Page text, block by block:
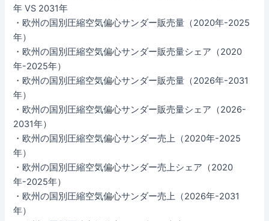
年 VS 2031年
・欧州の国別圧縮空気偏心サンダー販売量（2020年-2025
年）
・欧州の国別圧縮空気偏心サンダー販売量シェア（2020
年-2025年）
・欧州の国別圧縮空気偏心サンダー販売量（2026年-2031
年）
・欧州の国別圧縮空気偏心サンダー販売量シェア（2026-
2031年）
・欧州の国別圧縮空気偏心サンダー売上（2020年-2025
年）
・欧州の国別圧縮空気偏心サンダー売上シェア（2020
年-2025年）
・欧州の国別圧縮空気偏心サンダー売上（2026年-2031
年）